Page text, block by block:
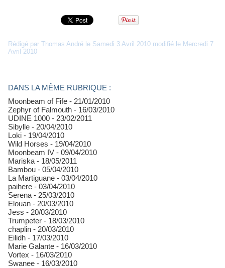
Rédigé par Thomas André le Samedi 3 Avril 2010 modifié le Mercredi 7
Avril 2010
DANS LA MÊME RUBRIQUE :
Moonbeam of Fife - 21/01/2010
Zephyr of Falmouth - 16/03/2010
UDINE 1000 - 23/02/2011
Sibylle - 20/04/2010
Loki - 19/04/2010
Wild Horses - 19/04/2010
Moonbeam IV - 09/04/2010
Mariska - 18/05/2011
Bambou - 05/04/2010
La Martiguane - 03/04/2010
paihere - 03/04/2010
Serena - 25/03/2010
Elouan - 20/03/2010
Jess - 20/03/2010
Trumpeter - 18/03/2010
chaplin - 20/03/2010
Eilidh - 17/03/2010
Marie Galante - 16/03/2010
Vortex - 16/03/2010
Swanee - 16/03/2010